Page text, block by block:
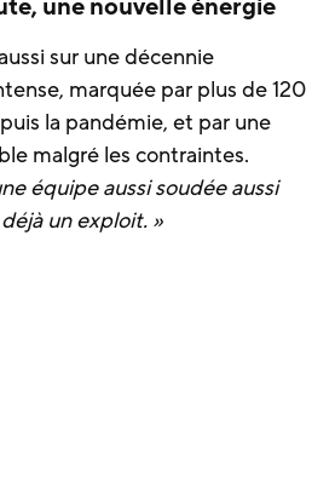
une nouvelle énergie
sur une décennie
marquée par plus de 120
la pandémie, et par une
malgré les contraintes.
équipe aussi soudée aussi
un exploit. »